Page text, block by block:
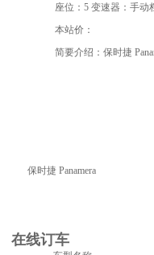
座位：5 变速器：手动
本站价：
简要介绍：保时捷
保时捷 Panamera
在线订车